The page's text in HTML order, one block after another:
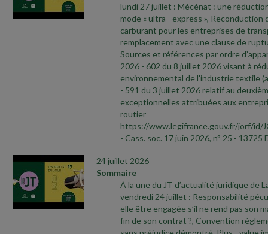
lundi 27 juillet : Mécénat : une
mode « ultra - express », Reconduction
carburant pour les entreprises de
remplacement avec une clause de
Sources et références par ordre
2026 - 602 du 8 juillet 2026 visant à
environnemental de l'industrie textile
- 591 du 3 juillet 2026 relatif au
exceptionnelles attribuées aux
routier
https://www.legifrance.gouv.fr/jorf/id/
- Cass. soc. 17 juin 2026, n° 25 - 13725
24 juillet 2026
Sommaire
À la une du JT d’actualité juridique de
vendredi 24 juillet : Responsabilité
elle être engagée s’il ne rend pas son
fin de son contrat ?, Convention